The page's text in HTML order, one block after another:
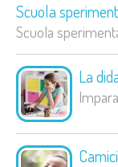
Scuola
Scuola
La